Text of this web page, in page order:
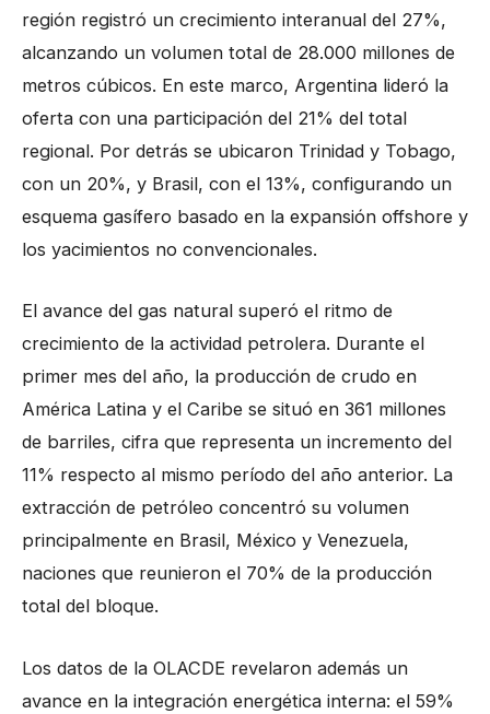
región registró un crecimiento interanual del 27%,
alcanzando un volumen total de 28.000 millones de
metros cúbicos. En este marco, Argentina lideró la
oferta con una participación del 21% del total
regional. Por detrás se ubicaron Trinidad y Tobago,
con un 20%, y Brasil, con el 13%, configurando un
esquema gasífero basado en la expansión offshore y
los yacimientos no convencionales.
El avance del gas natural superó el ritmo de
crecimiento de la actividad petrolera. Durante el
primer mes del año, la producción de crudo en
América Latina y el Caribe se situó en 361 millones
de barriles, cifra que representa un incremento del
11% respecto al mismo período del año anterior. La
extracción de petróleo concentró su volumen
principalmente en Brasil, México y Venezuela,
naciones que reunieron el 70% de la producción
total del bloque.
Los datos de la OLACDE revelaron además un
avance en la integración energética interna: el 59%